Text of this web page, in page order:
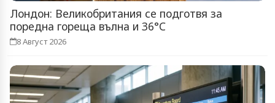
Лондон: Великобритания се подготвя за
поредна гореща вълна и 36°C
8 Август 2026